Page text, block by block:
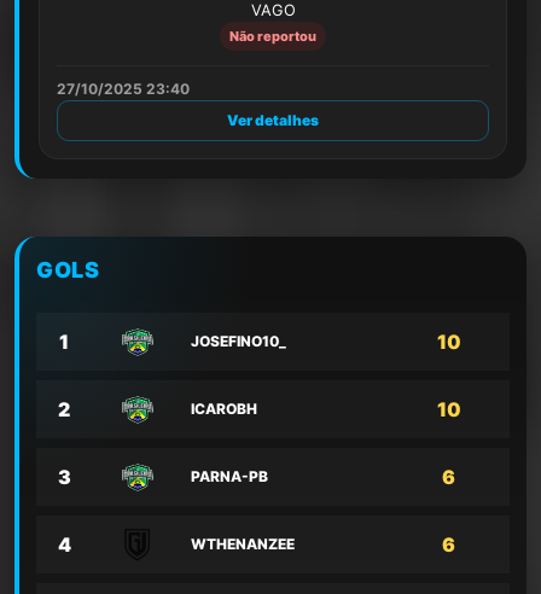
VAGO
Não reportou
27/10/2025 23:40
Ver detalhes
GOLS
1 JOSEFINO10_ 10
2 ICAROBH 10
3 PARNA-PB 6
4 WTHENANZEE 6